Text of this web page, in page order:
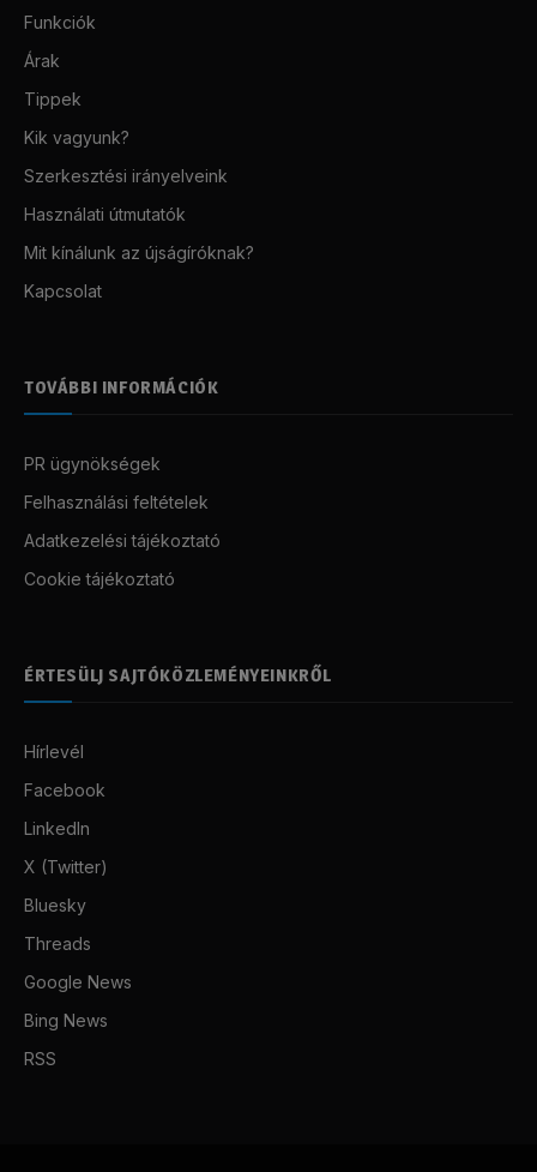
Funkciók
Árak
Tippek
Kik vagyunk?
Szerkesztési irányelveink
Használati útmutatók
Mit kínálunk az újságíróknak?
Kapcsolat
TOVÁBBI INFORMÁCIÓK
PR ügynökségek
Felhasználási feltételek
Adatkezelési tájékoztató
Cookie tájékoztató
ÉRTESÜLJ SAJTÓKÖZLEMÉNYEINKRŐL
Hírlevél
Facebook
LinkedIn
X (Twitter)
Bluesky
Threads
Google News
Bing News
RSS